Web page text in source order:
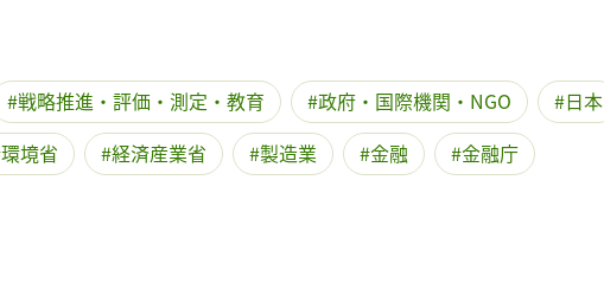
戦略推進・評価・測定・教育 政府・国際機関・NGO
日本
環境省 経済産業省 製造業 金融 金融庁